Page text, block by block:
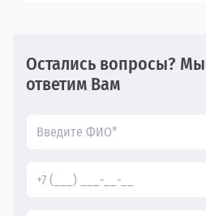
Остались вопросы?
ответим Вам